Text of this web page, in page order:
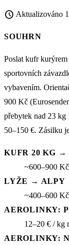
schedule Aktualizováno
SOUHRN
Poslat kufr
sportovních
vybavením.
900 Kč
přebytek nad 23 kg
50–150 €. Zásilku
KUFR 20 KG →
~600–900
LYŽE → ALPY
~400–600
AEROLINKY:
12–20 € / kg
AEROLINKY: